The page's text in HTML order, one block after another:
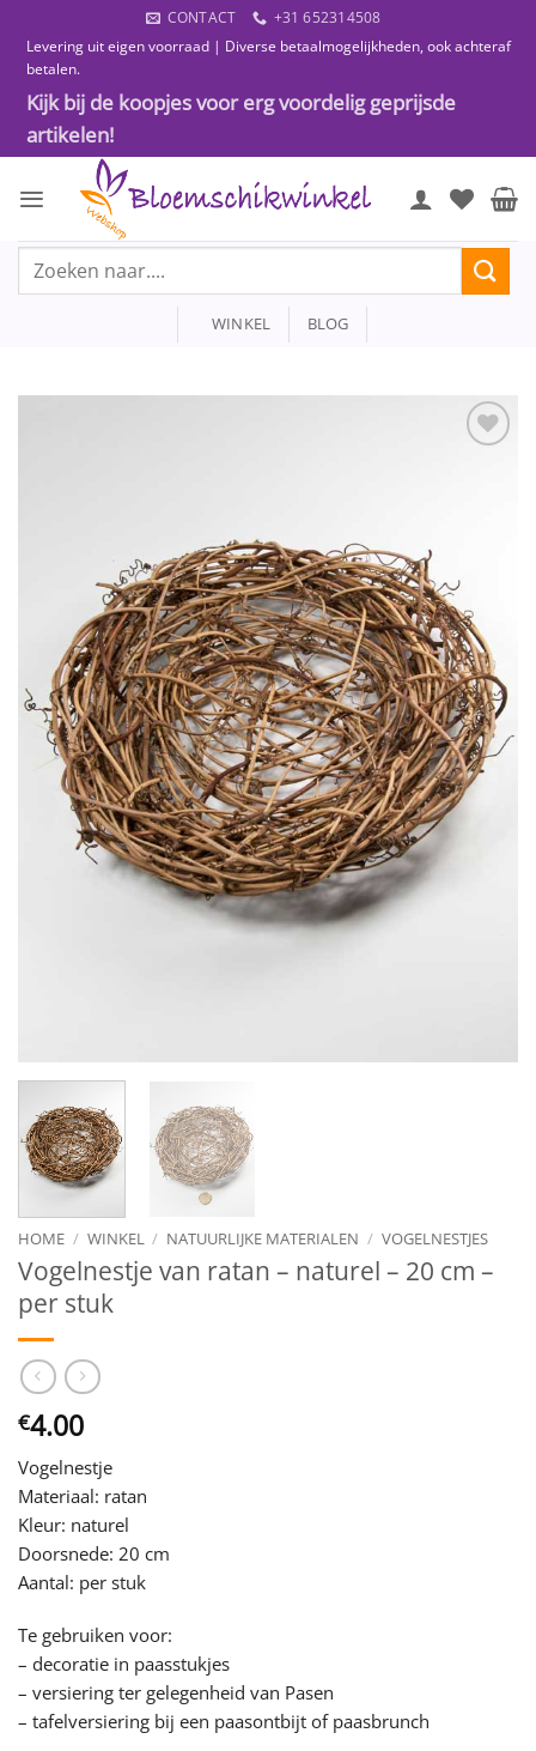
naar
inhoud
CONTACT
+31 652314508
Levering uit eigen voorraad | Diverse betaalmogelijkheden, ook achteraf
betalen.
Kijk bij de koopjes voor erg voordelig geprijsde
artikelen!
Zoeken
WINKEL BLOG
HOME / WINKEL / NATUURLIJKE MATERIALEN / VOGELNESTJES
Vogelnestje van ratan – naturel – 20 cm –
per stuk
€4.00
Vogelnestje
Materiaal: ratan
Kleur: naturel
Doorsnede: 20 cm
Aantal: per stuk
Te gebruiken voor:
– decoratie in paasstukjes
– versiering ter gelegenheid van Pasen
– tafelversiering bij een paasontbijt of paasbrunch